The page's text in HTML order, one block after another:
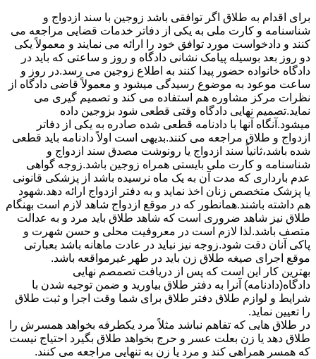
برای اقدام به طلاق اگر توافقی باشد زوجین با سند ازدواج و
شناسنامه و کارت ملی به یکی از دفاتر خدمات قضایی مراجعه می
کنند و دادخواست مورد توافق خود را ارائه می نمایند و معمولاً یکی
دو روز بعد بوسیله پیامک نشانی دادگاه و روز و ساعتی که باید در
دادگاه خانواده حضور پیدا کنند به اطلاع زوجین می رسد.در روز و
ساعت موعود به موضوع رسیدگی میشود و معمولاً قاضی دادگاه از
نظرات مرکز مشاوره هم استفاده می کند و تصمیم گیری می
نماید.تصمیم نهایی دادگاه وقتی قطعی شود بزوجین داده
میشود.آنگاه آنها با دادنامه قطعی شده صادره به یکی از دفاتر
ازدواج و طلاق مراجعه می کنند.بدیهی است اولاً دادنامه باید قطعی
شده باشد،ثانیاً سند ازدواج یا رونوشت مصدق سند ازدواج و
شناسنامه و کارت ملی بایستی همراه زوجین باشد.زوجه گواهی
عدم بارداری که مدت آن به یک ماه نرسیده باشد از پزشکی قانونی
یا پزشک متخصص زنان اخذ نماید و به دفتر ازدواج ارائه دهد.شهود
هم داشته باشند.همانطور که در موقع ازدواج شاهد لازم است بهنگام
طلاق نیز شاهد ضروری است که شاهد طلاق باید مرد و به عدالت
متصف باشد.لذا لازم است در معروفیت محلی و حسن شهرت و
پاکی آنان دقت شود.زوجه نیز نباید در عادت ماهانه باشد بعبارتی
موقع اجرای صیغه طلاق زن باید در طهر غیرمواقعه باشد.
بهترین کار این است که پس از دریافت تصمصم نهایی
دادگاه(دادنامه) آنرا به دفتر طلاق بیاورید و ضمن توجیه شدن با
شرایط و لوازم طلاق دفتر طلاق برای شما وقت اجرا و ثبت طلاق
را تعیین نماید.
در طلاق هایی که تفاهم نباشد مثلاً مرد یکطرفه بخواهد همسرش را
طلاق دهد یا زن بعلت عسر و حرج بخواهد طلاق بگیرد احتیاج نیست
که همسر همراهی کند و مرد یا زن به تنهایی مراجعه می کنند.